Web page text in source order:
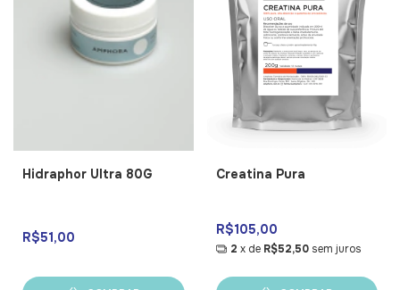
Hidraphor Ultra 80G
R$51,00
Creatina Pura
R$105,00
2 x de R$52,50 sem juros